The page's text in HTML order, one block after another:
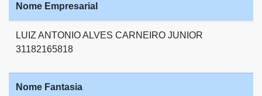
Nome Empresarial
LUIZ ANTONIO ALVES CARNEIRO JUNIOR
31182165818
Nome Fantasia